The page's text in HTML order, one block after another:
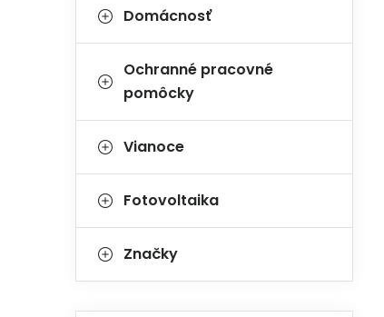
Domácnosť
Ochranné pracovné
pomôcky
Vianoce
Fotovoltaika
Značky